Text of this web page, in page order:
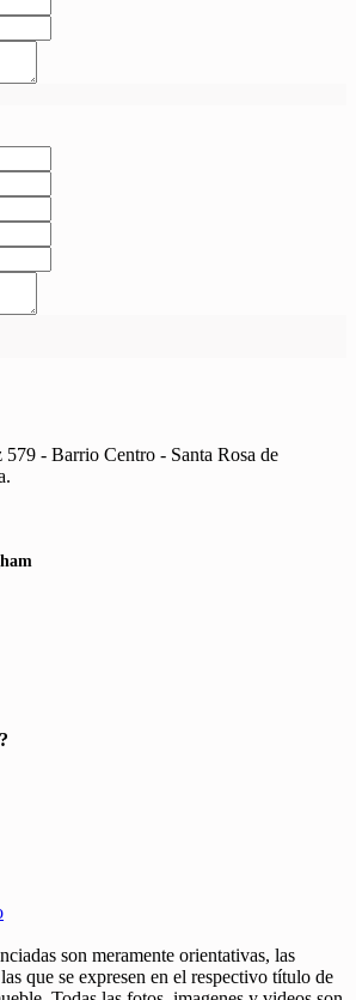
579 - Barrio Centro - Santa Rosa de
son meramente orientativas, las
que se expresen en el respectivo título de